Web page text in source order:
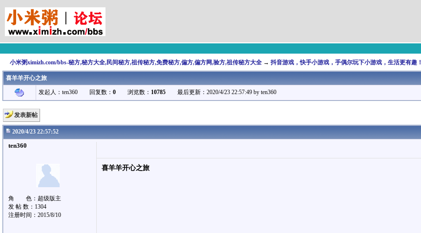
小米粥ximizh.com/bbs-秘方,秘方大全,民间秘方,祖传秘方,免费秘方,偏方,偏方网,验方,祖传秘方大全 → 抖音游戏，快手小游戏，手偶尔玩下小游戏，生活更有趣！
喜羊羊开心之旅
发起人：ten360 回复数： 0 浏览数： 10785 最后更新：2020/4/23 22:57:49 by ten360
发表新帖
2020/4/23 22:57:52
ten360
角 色：超级版主
发 帖 数：1304
注册时间：2015/8/10
喜羊羊开心之旅